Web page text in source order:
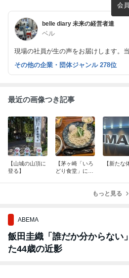
belle diary 未来の経営者達
ベル
現場の社員が生の声をお届けします。
会
その他の企業・団体ジャンル 278位
最近の画像つき記事
【山城の山頂に
登る】
【茅ヶ崎「いろ
どり食堂」に行
【新たな
もっと見る
ABEMA
飯田圭織「誰だか分からない
た44歳の近影